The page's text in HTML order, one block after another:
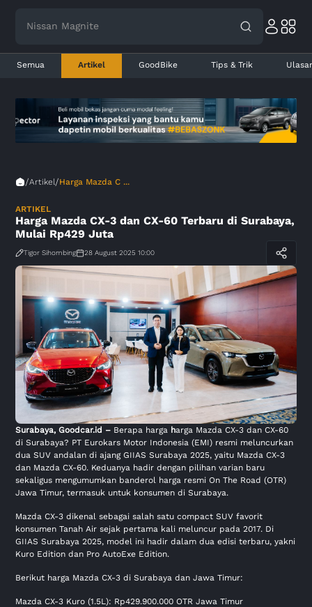
Toyota Avanza
Semua Artikel GoodBike Tips & Trik
/Artikel/Harga Mazda C ...
ARTIKEL
Harga Mazda CX-3 dan CX-60 Terbaru di Surabaya,
Mulai Rp429 Juta
Tigor Sihombing 28 August 2025 10:00
Surabaya,Goodcar.id – Berapa harga harga Mazda CX-3 dan CX-60
di Surabaya? PT Eurokars Motor Indonesia (EMI) resmi meluncurkan
dua SUV andalan di ajang GIIAS Surabaya 2025, yaitu Mazda CX-3
dan Mazda CX-60. Keduanya hadir dengan pilihan varian baru
sekaligus mengumumkan banderol harga resmi On The Road (OTR)
Jawa Timur, termasuk untuk konsumen di Surabaya.
Mazda CX-3 dikenal sebagai salah satu compact SUV favorit
konsumen Tanah Air sejak pertama kali meluncur pada 2017. Di
GIIAS Surabaya 2025, model ini hadir dalam dua edisi terbaru, yakni
Kuro Edition dan Pro AutoExe Edition.
Berikut harga Mazda CX-3 di Surabaya dan Jawa Timur:
Mazda CX-3 Kuro (1.5L): Rp429.900.000 OTR Jawa Timur